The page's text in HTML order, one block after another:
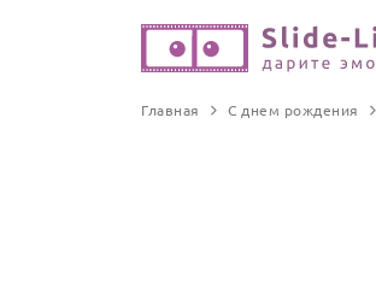
Главная С днем рождения